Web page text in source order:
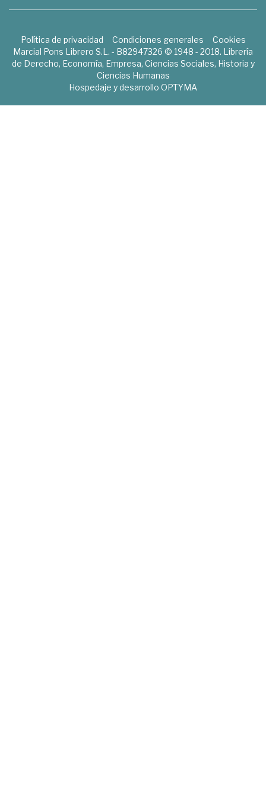
Política de privacidad Condiciones generales
Cookies
Marcial Pons Librero S.L. - B82947326 © 1948 - 2018. Librería
de Derecho, Economía, Empresa, Ciencias Sociales, Historia y
Ciencias Humanas
Hospedaje y desarrollo OPTYMA